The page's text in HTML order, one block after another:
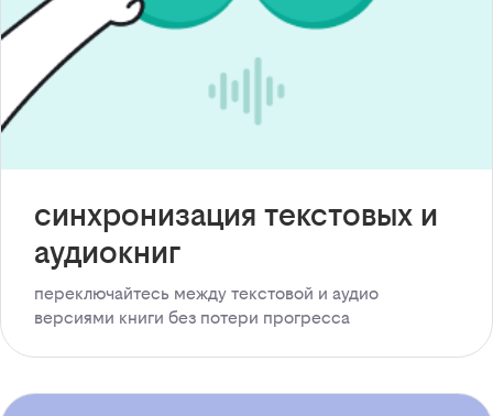
синхронизация текстовых и
аудиокниг
переключайтесь между текстовой и аудио
версиями книги без потери прогресса